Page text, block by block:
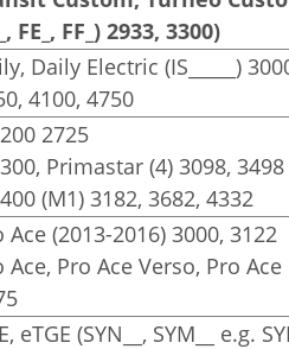
FE_, FF_) 2933, 3300)
Daily Electric (IS_____)
4100, 4750
2725
Primastar (4) 3098, 3498
(M1) 3182, 3682, 4332
Ace (2013-2016) 3000, 3122
Ace, Pro Ace Verso, Pro Ace
eTGE (SYN__, SYM__ e.g.